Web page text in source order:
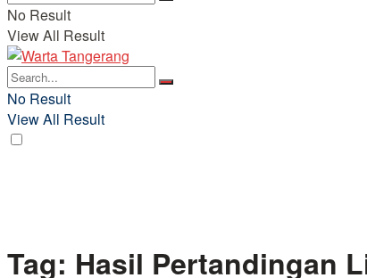
No Result
View All Result
No Result
View All Result
Tag: Hasil Pertandingan